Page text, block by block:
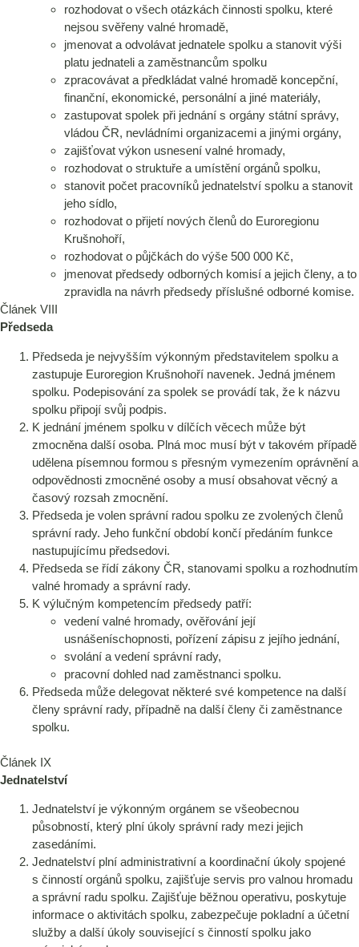
rozhodovat o všech otázkách činnosti spolku, které
nejsou svěřeny valné hromadě,
jmenovat a odvolávat jednatele spolku a stanovit výši
platu jednateli a zaměstnancům spolku
zpracovávat a předkládat valné hromadě koncepční,
finanční, ekonomické, personální a jiné materiály,
zastupovat spolek při jednání s orgány státní správy,
vládou ČR, nevládními organizacemi a jinými orgány,
zajišťovat výkon usnesení valné hromady,
rozhodovat o struktuře a umístění orgánů spolku,
stanovit počet pracovníků jednatelství spolku a stanovit
jeho sídlo,
rozhodovat o přijetí nových členů do Euroregionu
Krušnohoří,
rozhodovat o půjčkách do výše 500 000 Kč,
jmenovat předsedy odborných komisí a jejich členy, a to
zpravidla na návrh předsedy příslušné odborné komise.
Článek VIII
Předseda
Předseda je nejvyšším výkonným představitelem spolku a
zastupuje Euroregion Krušnohoří navenek. Jedná jménem
spolku. Podepisování za spolek se provádí tak, že k názvu
spolku připojí svůj podpis.
K jednání jménem spolku v dílčích věcech může být
zmocněna další osoba. Plná moc musí být v takovém případě
udělena písemnou formou s přesným vymezením oprávnění a
odpovědnosti zmocněné osoby a musí obsahovat věcný a
časový rozsah zmocnění.
Předseda je volen správní radou spolku ze zvolených členů
správní rady. Jeho funkční období končí předáním funkce
nastupujícímu předsedovi.
Předseda se řídí zákony ČR, stanovami spolku a rozhodnutím
valné hromady a správní rady.
K výlučným kompetencím předsedy patří:
vedení valné hromady, ověřování její
usnášeníschopnosti, pořízení zápisu z jejího jednání,
svolání a vedení správní rady,
pracovní dohled nad zaměstnanci spolku.
Předseda může delegovat některé své kompetence na další
členy správní rady, případně na další členy či zaměstnance
spolku.
Článek IX
Jednatelství
Jednatelství je výkonným orgánem se všeobecnou
působností, který plní úkoly správní rady mezi jejich
zasedáními.
Jednatelství plní administrativní a koordinační úkoly spojené
s činností orgánů spolku, zajišťuje servis pro valnou hromadu
a správní radu spolku. Zajišťuje běžnou operativu, poskytuje
informace o aktivitách spolku, zabezpečuje pokladní a účetní
služby a další úkoly související s činností spolku jako